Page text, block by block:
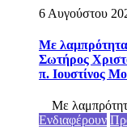
6 Αυγούστου
Με
Σωτήρος
π. Ιουστίνος
Με
Ενδιαφέρουν